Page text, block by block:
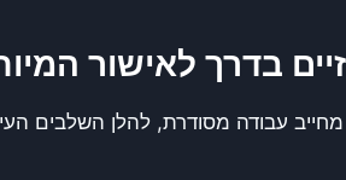
בדרך לאישור
עבודה מסודרת, להלן השלבים